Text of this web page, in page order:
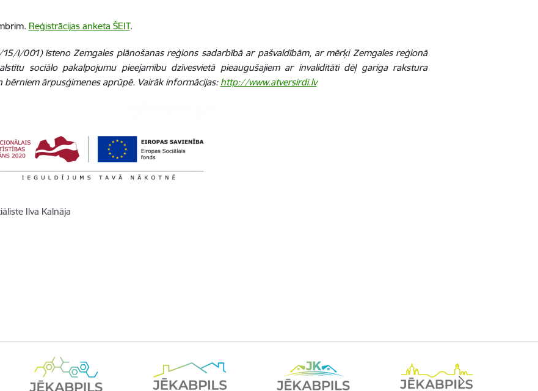
Reģistrācijas anketa ŠEIT.
I/001) īsteno Zemgales plānošanas reģions sadarbībā ar pašvaldībām, ar mērķi Zemgales reģionā
sociālo pakalpojumu pieejamību dzīvesvietā pieaugušajiem ar invaliditāti dēļ garīga rakstura
ārpusģimenes aprūpē. Vairāk informācijas: http://www.atversirdi.lv
Ilva Kalnāja